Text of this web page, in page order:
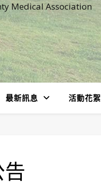
Medical Association
最新訊息 活動花絮